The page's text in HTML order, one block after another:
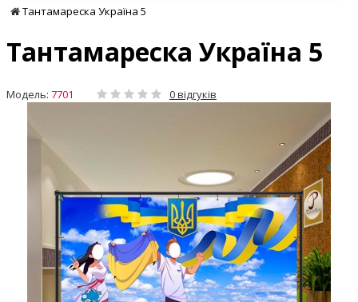
Тантамареска Україна 5
Тантамареска Україна 5
Модель: 7701 0 відгуків